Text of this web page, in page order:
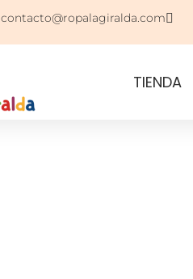
contacto@ropalagiralda.com
TIENDA